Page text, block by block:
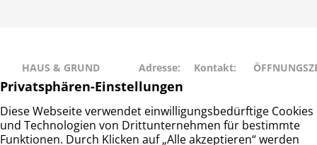
HAUS & GRUND
RAHLSTEDT
Haus- und
Grundeigentümerverein
Adresse:
Schweriner
Str. 27
22143
Kontakt:
– 677 88 66
info@hug-
• Freitag:
14:00